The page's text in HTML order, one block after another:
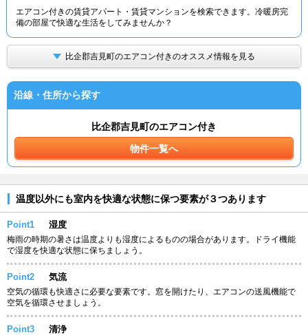
TOP
エアコン付きの賃貸アパート・賃貸マンションを検索できます。冷暖房完
備の部屋で快適な生活をしてみませんか？
比企郡吉見町のエアコン付きのオススメ情報を見る
沿線・住所から探す
比企郡吉見町のエアコン付き
物件一覧へ
温度以外にも室内を快適な状態に保つ要素が３つあります
Point1 湿度
梅雨の時期の暑さは温度よりも湿度によるものの場合があります。ドライ機能
で湿度を快適な状態に保ちましょう。
Point2 気流
空気の循環も快適さに必要な要素です。窓を開けたり、エアコンの送風機能で
空気を循環させましょう。
Point3 清浄